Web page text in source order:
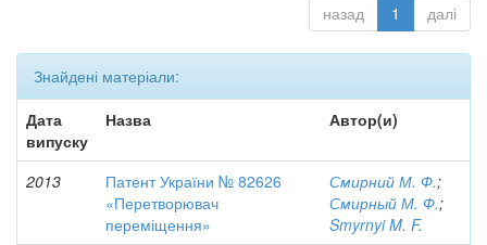
назад 1 далі
Знайдені матеріали:
Дата
випуску
Назва Автор(и)
2013
Патент України № 82626
«Перетворювач
переміщення»
Смирний М. Ф.;
Смирный М. Ф.;
Smyrnyi M. F.